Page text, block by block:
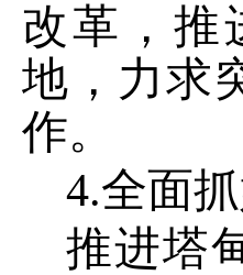
改革，推
地，力求
作。
4.全面
推进塔